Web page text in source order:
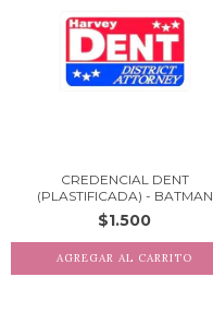
CREDENCIAL DENT
(PLASTIFICADA) - BATMAN
$1.500